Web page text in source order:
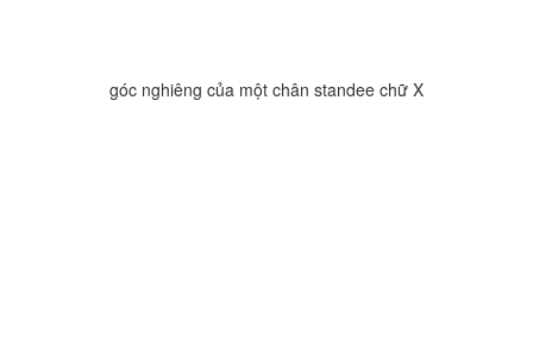
góc nghiêng của một chân standee chữ X